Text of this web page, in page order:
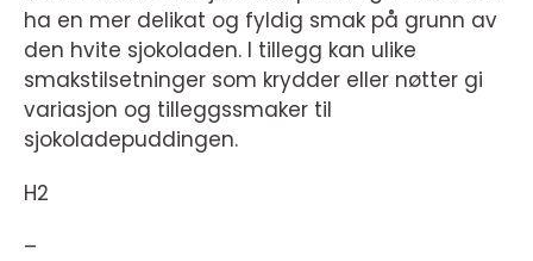
ha en mer delikat og fyldig smak på grunn av
den hvite sjokoladen. I tillegg kan ulike
smakstilsetninger som krydder eller nøtter gi
variasjon og tilleggssmaker til
sjokoladepuddingen.
H2
–